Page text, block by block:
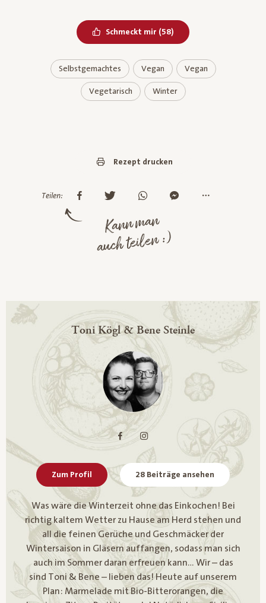
Schmeckt mir Bereits geliked
(58)
Selbstgemachtes Vegan Vegan
Vegetarisch Winter
Rezept drucken
Teilen:
Kann man
auch teilen :)
Toni Kögl & Bene Steinle
Zum Profil 28 Beiträge ansehen
Was wäre die Winterzeit ohne das Einkochen! Bei
richtig kaltem Wetter zu Hause am Herd stehen und
all die feinen Gerüche und Geschmäcker der
Wintersaison in Gläsern auffangen, sodass man sich
auch im Sommer daran erfreuen kann… Wir – das
sind Toni & Bene – lieben das! Heute auf unserem
Plan: Marmelade mit Bio-Bitterorangen, die